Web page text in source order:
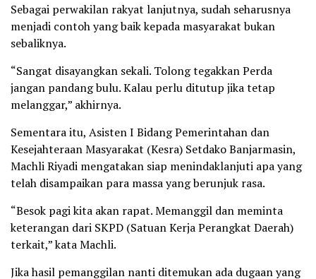
Sebagai perwakilan rakyat lanjutnya, sudah seharusnya
menjadi contoh yang baik kepada masyarakat bukan
sebaliknya.
“Sangat disayangkan sekali. Tolong tegakkan Perda
jangan pandang bulu. Kalau perlu ditutup jika tetap
melanggar,” akhirnya.
Sementara itu, Asisten I Bidang Pemerintahan dan
Kesejahteraan Masyarakat (Kesra) Setdako Banjarmasin,
Machli Riyadi mengatakan siap menindaklanjuti apa yang
telah disampaikan para massa yang berunjuk rasa.
“Besok pagi kita akan rapat. Memanggil dan meminta
keterangan dari SKPD (Satuan Kerja Perangkat Daerah)
terkait,” kata Machli.
Jika hasil pemanggilan nanti ditemukan ada dugaan yang